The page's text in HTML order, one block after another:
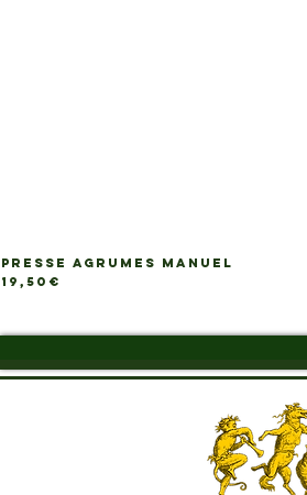
PRESSE AGRUMES MANUEL
Price
19,50€